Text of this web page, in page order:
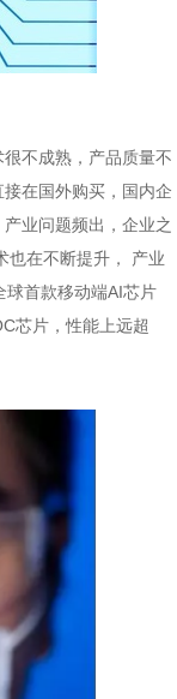
不成熟，产品质量不
在国外购买，国内企
业问题频出，企业之
也在不断提升， 产业
球首款移动端AI芯片
芯片，性能上远超